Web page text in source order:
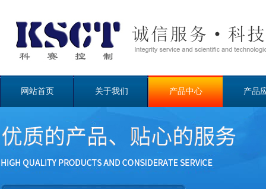
网站首页 关于我们 产品中心 产品